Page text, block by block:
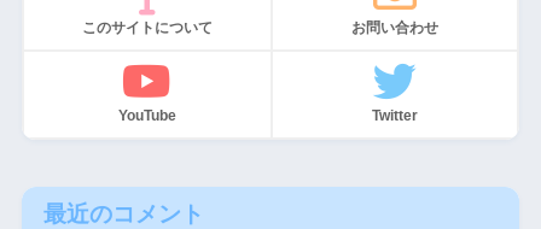
このサイトについて お問い合わせ
YouTube Twitter
最近のコメント